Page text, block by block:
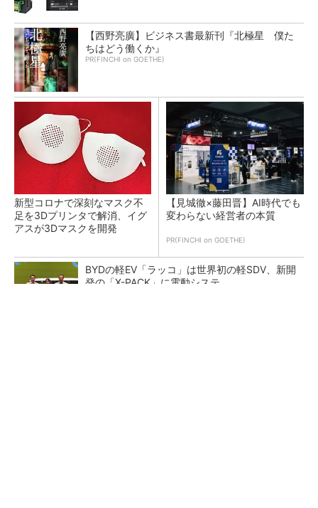
【西野亮廣】ビジネス書最新刊『北極星 僕た
ちはどう働くか』
PR(FINCHI on GOETHE)
新型コロナで深刻なマスク不
足を3Dプリンタで解消、イグ
アスが3Dマスクを開発
【見城徹×藤田晋】AI時代でも
変わらない経営者の本質
PR(FINCHI on GOETHE)
BYDの軽EV「ラッコ」は世界初の軽SDV、新開
発の「X-PACK」に電動システ...